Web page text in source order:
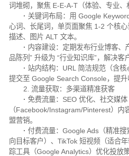
词堆砌，聚焦 E-E-A-T（体验、专业、
· 关键词布局：用 Google
心词、长尾词，单页面聚焦 1-2 个核
描述、图片 ALT 文本。
· 内容建设：定期发布行业博客、
品陈列” 升级为 “行业知识库”，解决客
· 站内结构：URL 简洁规范（含
提交至 Google Search Console，提升
2. 流量获取：多渠道精准获客
· 免费流量：SEO 优化、社交媒体
（Facebook/Instagram/Pinterest）内
盟营销。
· 付费流量：Google Ads（精准
向目标客户）、TikTok 短视频（适合
踪工具（Google Analytics）优化投放策